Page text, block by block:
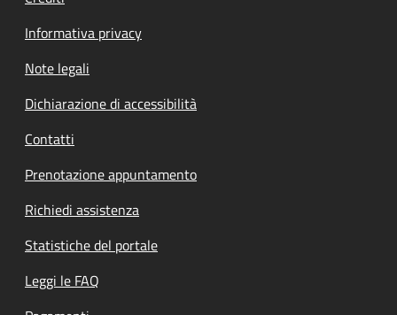
Informativa privacy
Note legali
Dichiarazione di accessibilità
Contatti
Prenotazione appuntamento
Richiedi assistenza
Statistiche del portale
Leggi le FAQ